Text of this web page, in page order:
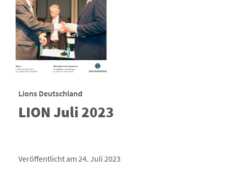
Lions Deutschland
LION Juli 2023
Veröffentlicht am 24. Juli 2023